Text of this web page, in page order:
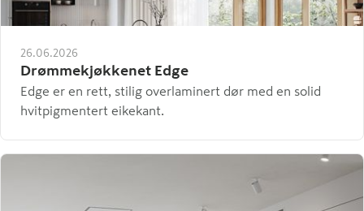
26.06.2026
Drømmekjøkkenet Edge
Edge er en rett, stilig overlaminert dør med en solid
hvitpigmentert eikekant.